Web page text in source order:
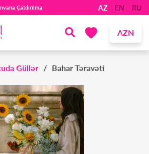
Çatdırılma AZ EN RU
AZN
Güllər Bahar Təravəti